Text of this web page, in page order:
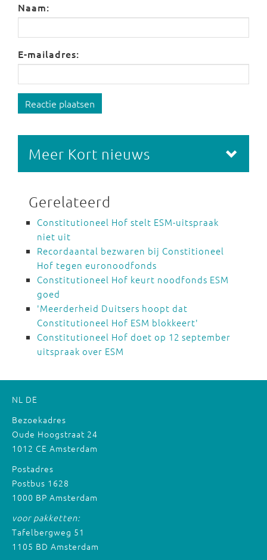
Naam:
E-mailadres:
Reactie plaatsen
Meer Kort nieuws
Gerelateerd
Constitutioneel Hof stelt ESM-uitspraak
niet uit
Recordaantal bezwaren bij Constitioneel
Hof tegen euronoodfonds
Constitutioneel Hof keurt noodfonds ESM
goed
'Meerderheid Duitsers hoopt dat
Constitutioneel Hof ESM blokkeert'
Constitutioneel Hof doet op 12 september
uitspraak over ESM
NL DE
Bezoekadres
Oude Hoogstraat 24
1012 CE Amsterdam
Postadres
Postbus 1628
1000 BP Amsterdam
voor pakketten:
Tafelbergweg 51
1105 BD Amsterdam